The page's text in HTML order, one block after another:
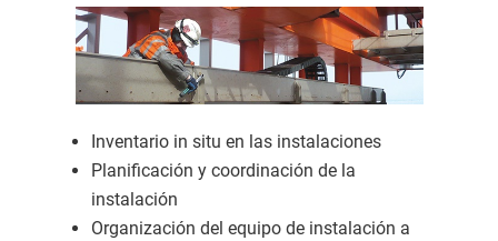
Inventario in situ en las instalaciones
Planificación y coordinación de la
instalación
Organización del equipo de instalación a